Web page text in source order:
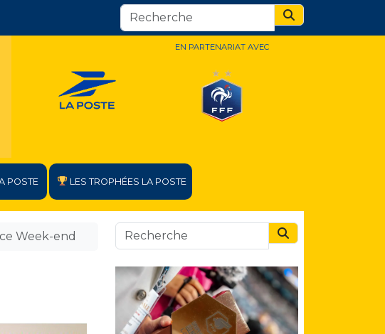
Search
EN PARTENARIAT AVEC
POSTE LES TROPHÉES LA POSTE
Week-end Search